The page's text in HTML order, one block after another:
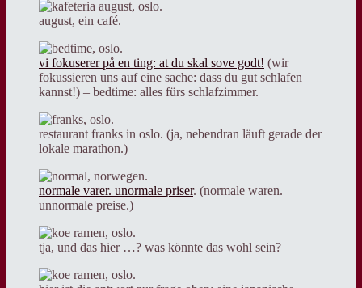
august, ein café.
vi fokuserer på en ting: at du skal sove godt! (wir
fokussieren uns auf eine sache: dass du gut schlafen
kannst!) – bedtime: alles fürs schlafzimmer.
restaurant franks in oslo. (ja, nebendran läuft gerade der
lokale marathon.)
normale varer. unormale priser. (normale waren.
unnormale preise.)
tja, und das hier …? was könnte das wohl sein?